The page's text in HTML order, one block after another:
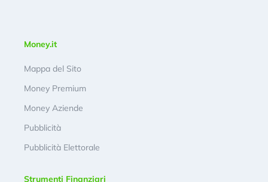
Money.it
Mappa del Sito
Money Premium
Money Aziende
Pubblicità
Pubblicità Elettorale
Strumenti Finanziari